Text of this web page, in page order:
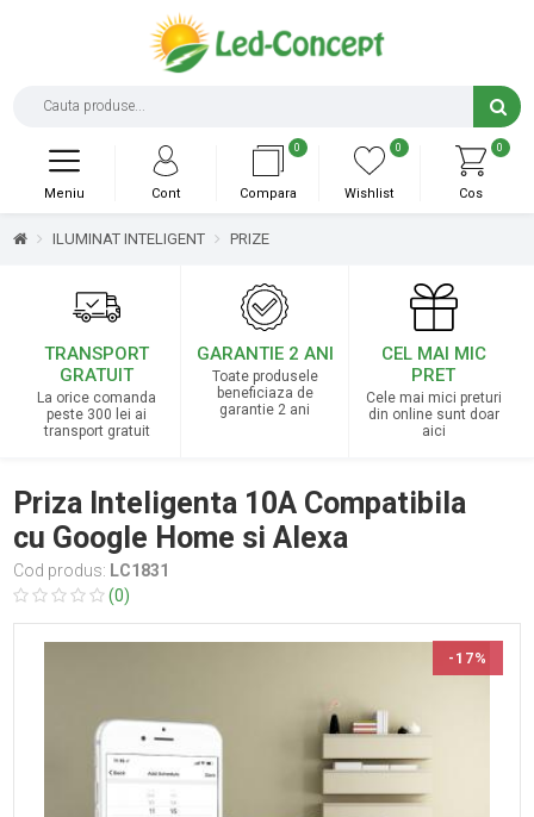
0
Cos
0
Wishlist
0
Compara
Cont
Meniu
ILUMINAT INTELIGENT PRIZE
TRANSPORT
GRATUIT
La orice comanda
peste 300 lei ai
transport gratuit
GARANTIE 2 ANI
Toate produsele
beneficiaza de
garantie 2 ani
CEL MAI MIC
PRET
Cele mai mici preturi
din online sunt doar
aici
Priza Inteligenta 10A Compatibila
cu Google Home si Alexa
Cod produs: LC1831
(0)
-17%